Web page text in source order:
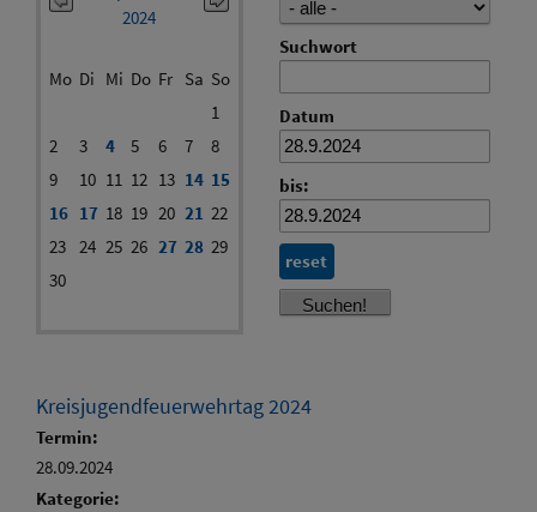
2024
Mo Di Mi Do Fr Sa So
1
2
3 4 5 6 7
8
9
10 11 12 13 14 15
16 17 18 19 20 21 22
23 24 25 26 27 28 29
30
Suchwort
Datum
bis:
reset
Kreisjugendfeuerwehrtag 2024
Termin:
28.09.2024
Kategorie: